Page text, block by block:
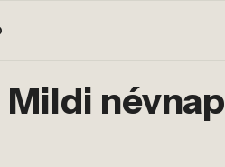
Mildi névnap